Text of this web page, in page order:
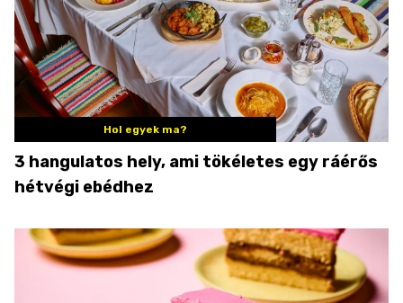
Hol egyek ma?
3 hangulatos hely, ami tökéletes egy ráérős
hétvégi ebédhez